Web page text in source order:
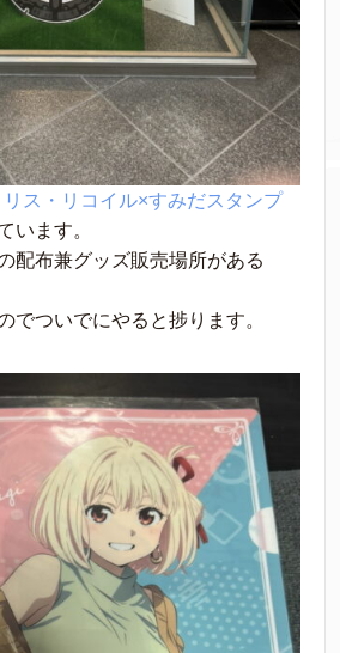
ス・リコイル×すみだスタンプ
います。
配布兼グッズ販売場所がある
でついでにやると捗ります。